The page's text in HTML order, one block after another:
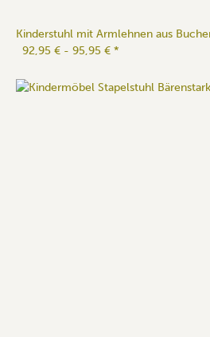
Kinderstuhl mit Armlehnen aus
92,95 € - 95,95 € *